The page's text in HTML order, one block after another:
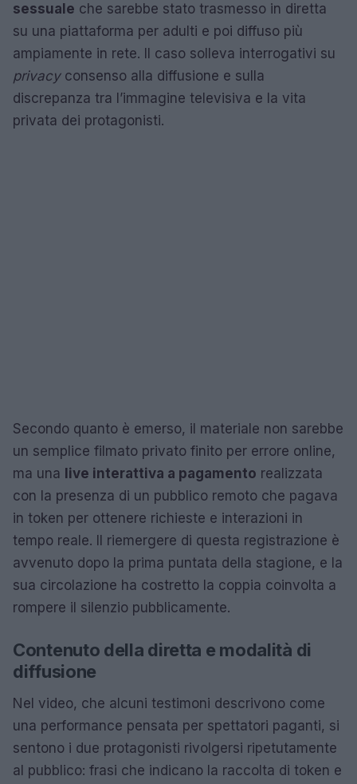
sessuale che sarebbe stato trasmesso in diretta
su una piattaforma per adulti e poi diffuso più
ampiamente in rete. Il caso solleva interrogativi su
privacyconsenso alla diffusione e sulla
discrepanza tra l’immagine televisiva e la vita
privata dei protagonisti.
Secondo quanto è emerso, il materiale non sarebbe
un semplice filmato privato finito per errore online,
ma una live interattiva a pagamento realizzata
con la presenza di un pubblico remoto che pagava
in token per ottenere richieste e interazioni in
tempo reale. Il riemergere di questa registrazione è
avvenuto dopo la prima puntata della stagione, e la
sua circolazione ha costretto la coppia coinvolta a
rompere il silenzio pubblicamente.
Contenuto della diretta e modalità di
diffusione
Nel video, che alcuni testimoni descrivono come
una performance pensata per spettatori paganti, si
sentono i due protagonisti rivolgersi ripetutamente
al pubblico: frasi che indicano la raccolta di token e